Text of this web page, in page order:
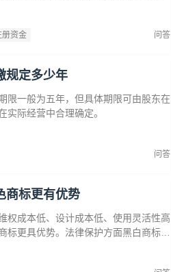
册资金 问答
规定多少年
限一般为五年，但具体期限可由股东在
实际经营中合理确定。
问答
商标更有优势
权成本低、设计成本低、使用灵活性高
标更具优势。法律保护方面黑白商标更